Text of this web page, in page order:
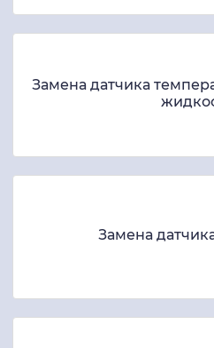
Замена датчика
Замена